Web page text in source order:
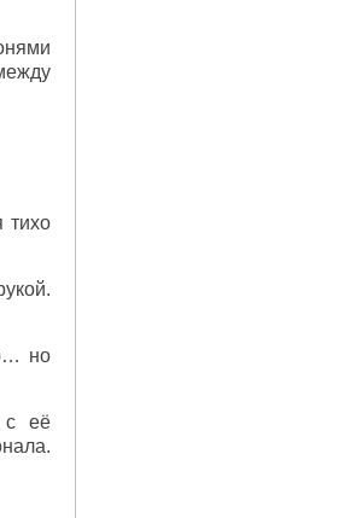
тихо
но
с её